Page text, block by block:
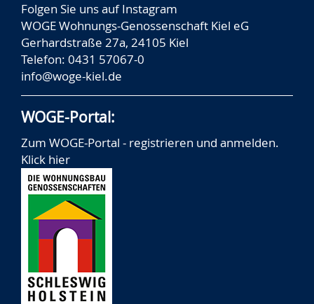
Folgen Sie uns aufInstagram
WOGE Wohnungs-Genossenschaft Kiel eG
Gerhardstraße 27a, 24105 Kiel
Telefon: 0431 57067-0
info@woge-kiel.de
WOGE-Portal:
Zum WOGE-Portal - registrieren und anmelden.
Klick hier